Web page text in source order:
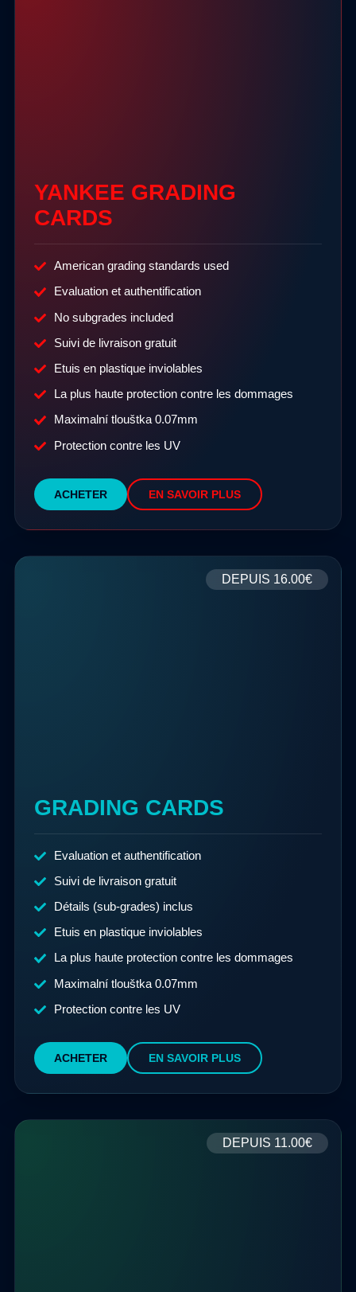
YANKEE GRADING
CARDS
American grading standards used
Evaluation et authentification
No subgrades included
Suivi de livraison gratuit
Etuis en plastique inviolables
La plus haute protection contre les dommages
Maximalní tlouštka 0.07mm
Protection contre les UV
ACHETER EN SAVOIR PLUS
GRADING CARDS
DEPUIS 16.00€
Evaluation et authentification
Suivi de livraison gratuit
Détails (sub-grades) inclus
Etuis en plastique inviolables
La plus haute protection contre les dommages
Maximalní tlouštka 0.07mm
Protection contre les UV
ACHETER EN SAVOIR PLUS
DEPUIS 11.00€